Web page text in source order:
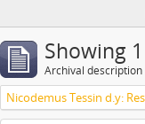
Showing
Archival description
Nicodemus Tessin d.y: